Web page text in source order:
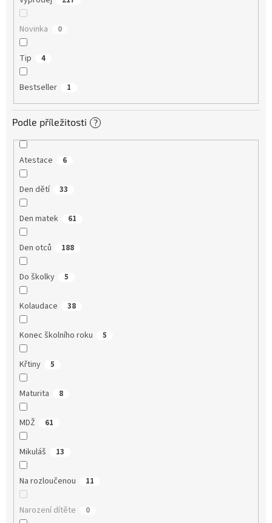
Novinka 0
Tip 4
Bestseller 1
Podle příležitosti ?
Atestace 6
Den dětí 33
Den matek 61
Den otců 188
Do školky 5
Kolaudace 38
Konec školního roku 5
Křtiny 5
Maturita 8
MDŽ 61
Mikuláš 13
Na rozloučenou 11
Narození dítěte 0